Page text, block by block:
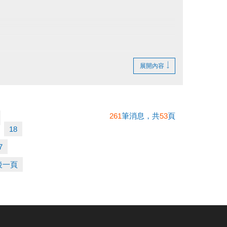
展開內容
18
一頁
261筆消息，共53頁